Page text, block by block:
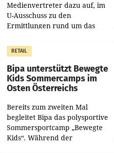
Medienvertreter dazu auf, im
U-Ausschuss zu den
Ermittlungen rund um das
im Justizministerium, Christian
Pilnacek, auf sensible
RETAIL
Bipa unterstützt Bewegte
Kids Sommercamps im
Osten Österreichs
Bereits zum zweiten Mal
begleitet Bipa das polysportive
Sommersportcamp „Bewegte
Kids“. Während der